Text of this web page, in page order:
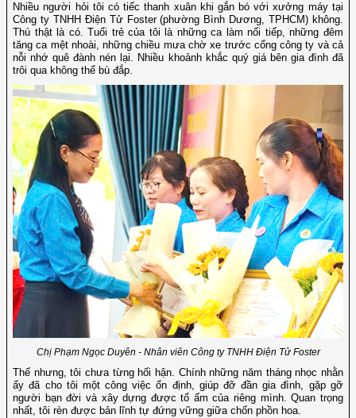
Nhiều người hỏi tôi có tiếc thanh xuân khi gắn bó với xưởng máy tại
Công ty TNHH Điện Tử Foster (phường Bình Dương, TPHCM) không.
Thú thật là có. Tuổi trẻ của tôi là những ca làm nối tiếp, những đêm
tăng ca mệt nhoài, những chiều mưa chờ xe trước cổng công ty và cả
nỗi nhớ quê đành nén lại. Nhiều khoảnh khắc quý giá bên gia đình đã
trôi qua không thể bù đắp.
Chị Phạm Ngọc Duyên - Nhân viên Công ty TNHH Điện Tử Foster
Thế nhưng, tôi chưa từng hối hận. Chính những năm tháng nhọc nhằn
ấy đã cho tôi một công việc ổn định, giúp đỡ đần gia đình, gặp gỡ
người bạn đời và xây dựng được tổ ấm của riêng mình. Quan trọng
nhất, tôi rèn được bản lĩnh tự đứng vững giữa chốn phồn hoa.